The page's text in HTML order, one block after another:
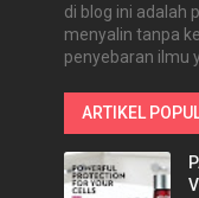
di blog ini adalah
menyalin tanpa
penyebaran ilmu
ARTIKEL